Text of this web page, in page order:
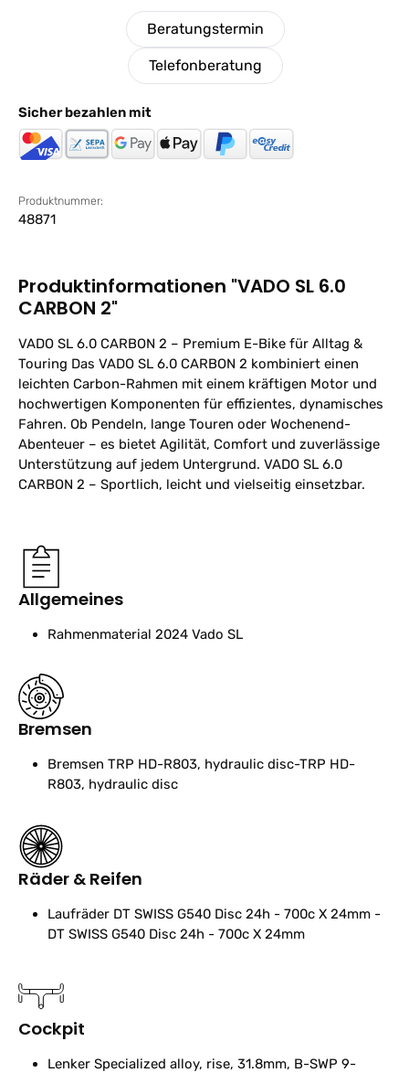
Beratungstermin
Telefonberatung
Sicher bezahlen mit
Produktnummer:
48871
Produktinformationen "VADO SL 6.0
CARBON 2"
VADO SL 6.0 CARBON 2 – Premium E-Bike für Alltag &
Touring Das VADO SL 6.0 CARBON 2 kombiniert einen
leichten Carbon-Rahmen mit einem kräftigen Motor und
hochwertigen Komponenten für effizientes, dynamisches
Fahren. Ob Pendeln, lange Touren oder Wochenend-
Abenteuer – es bietet Agilität, Comfort und zuverlässige
Unterstützung auf jedem Untergrund. VADO SL 6.0
CARBON 2 – Sportlich, leicht und vielseitig einsetzbar.
Allgemeines
Rahmenmaterial 2024 Vado SL
Bremsen
Bremsen TRP HD-R803, hydraulic disc-TRP HD-
R803, hydraulic disc
Räder & Reifen
Laufräder DT SWISS G540 Disc 24h - 700c X 24mm -
DT SWISS G540 Disc 24h - 700c X 24mm
Cockpit
Lenker Specialized alloy, rise, 31.8mm, B-SWP 9-